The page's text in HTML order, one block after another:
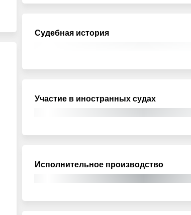
Судебная история
Участие в иностранных судах
Исполнительное производство